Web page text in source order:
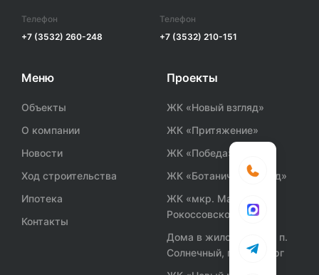
Телефон
+7 (3532) 260-248
Телефон
+7 (3532) 210-151
Меню
Объекты
О компании
Новости
Ход строительства
Ипотека
Контакты
Проекты
ЖК «Новый взгляд»
ЖК «Притяжение»
ЖК «Победа»
ЖК «Ботанический сад»
ЖК «мкр. Маршала
Рокоссовского»
Дома в жилом районе п.
Солнечный, г. Оренбург